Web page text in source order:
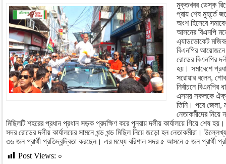
মুক্তখবর ডেস্ক
প্রায় শেষ মুহূর্তে
অংশ হিসেবে
আসনের বিএনপি
এ্যাডভোকেট
বিএনপির
রোডের বিএনপির
হয়। সমাবেশে
সরোয়ার বলেন,
নির্বাচনে
এসময় সকলকে
তিনি। পরে জেলা,
নেতাকর্মীদের
মিছিলটি শহরের প্রধান প্রধান সড়ক প্রদক্ষিণ করে পুনরায় দলীয় কার্যালয়ে গিয়ে শেষ
সদর রোডের দলীয় কার্যালয়ের সামনে খন্ড খন্ড মিছিল নিয়ে জড়ো হন নেতাকর্মীরা।
৩৬ জন প্রার্থী প্রতিদ্বন্দ্বিতা করছেন। এর মধ্যে বরিশাল সদর ৫ আসনে ৫ জন প্রার্থী
Post Views: ০